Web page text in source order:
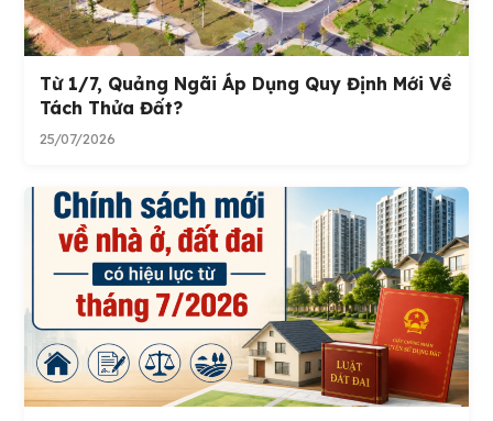
Từ 1/7, Quảng Ngãi Áp Dụng Quy Định Mới Về
Tách Thửa Đất?
25/07/2026